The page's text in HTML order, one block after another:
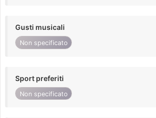
Gusti musicali
Non specificato
Sport preferiti
Non specificato